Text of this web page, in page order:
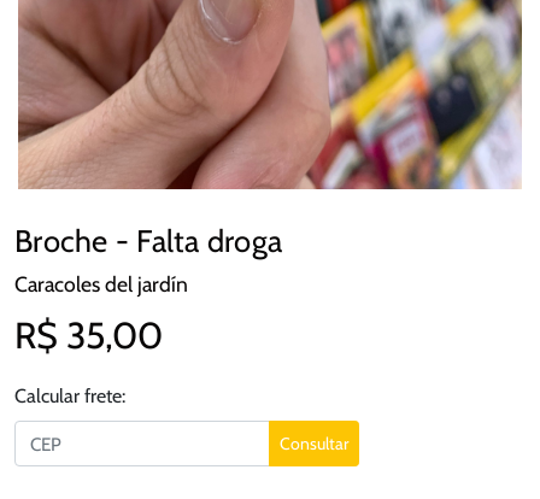
Broche - Falta droga
Caracoles del jardín
R$ 35,00
Calcular frete:
Consultar